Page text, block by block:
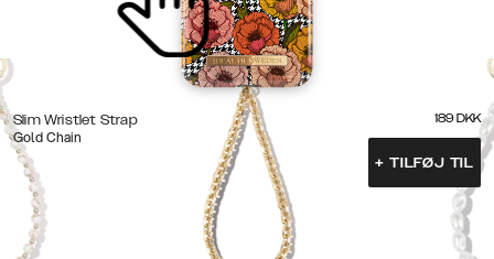
Slim Wristlet Strap
Gold Chain
189 DKK
+ TILFØJ TIL